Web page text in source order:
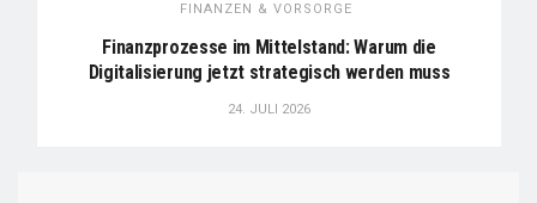
FINANZEN & VORSORGE
Finanzprozesse im Mittelstand: Warum die
Digitalisierung jetzt strategisch werden muss
24. JULI 2026